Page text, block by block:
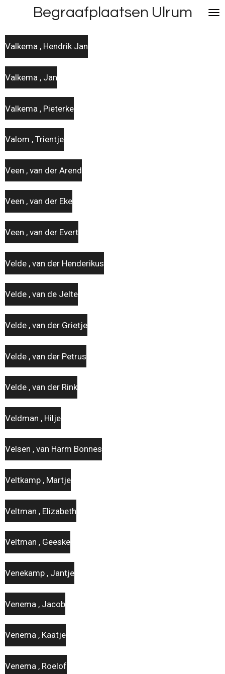
naar
de
hoofdinhoud
Begraafplaatsen Ulrum
Valkema , Hendrik Jan
Valkema , Jan
Valkema , Pieterke
Valom , Trientje
Veen , van der Arend
Veen , van der Eke
Veen , van der Evert
Velde , van der Henderikus
Velde , van de Jelte
Velde , van der Grietje
Velde , van der Petrus
Velde , van der Rink
Veldman , Hilje
Velsen , van Harm Bonnes
Veltkamp , Martje
Veltman , Elizabeth
Veltman , Geeske
Venekamp , Jantje
Venema , Jacob
Venema , Kaatje
Venema , Roelof